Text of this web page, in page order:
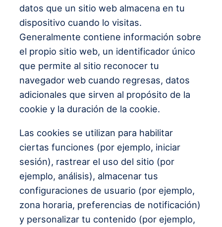
datos que un sitio web almacena en tu
dispositivo cuando lo visitas.
Generalmente contiene información sobre
el propio sitio web, un identificador único
que permite al sitio reconocer tu
navegador web cuando regresas, datos
adicionales que sirven al propósito de la
cookie y la duración de la cookie.
Las cookies se utilizan para habilitar
ciertas funciones (por ejemplo, iniciar
sesión), rastrear el uso del sitio (por
ejemplo, análisis), almacenar tus
configuraciones de usuario (por ejemplo,
zona horaria, preferencias de notificación)
y personalizar tu contenido (por ejemplo,